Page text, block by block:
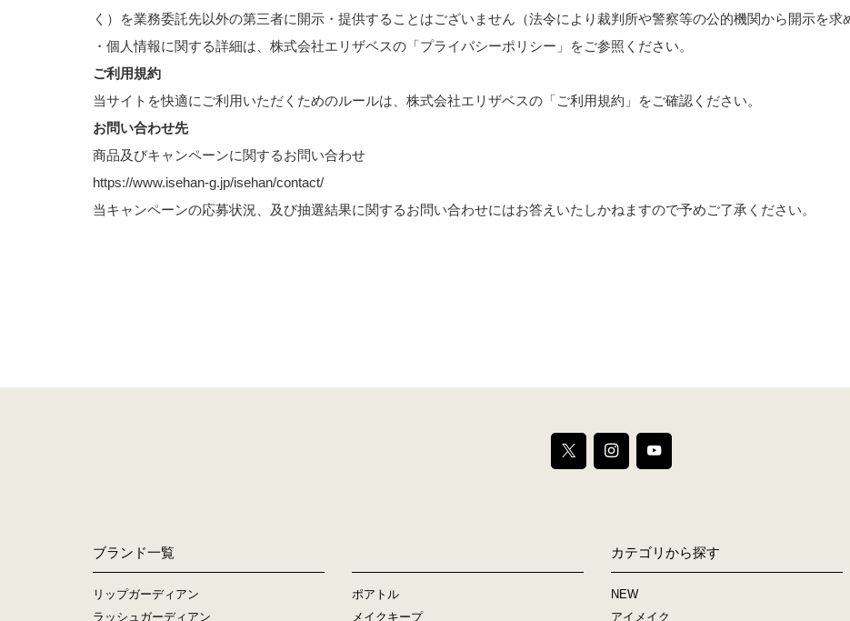
く）を業務委託先以外の第三者に開示・提供することはございません（法令により裁判所や警察等の公的機関から開示を求
・個人情報に関する詳細は、株式会社エリザベスの「プライバシーポリシー 」をご参照ください。
ご利用規約
当サイトを快適にご利用いただくためのルールは、株式会社エリザベスの「ご利用規約 」をご確認ください。
お問い合わせ先
商品及びキャンペーンに関するお問い合わせ
https://www.isehan-g.jp/isehan/contact/
当キャンペーンの応募状況、及び抽選結果に関するお問い合わせにはお答えいたしかねますので予めご了承ください。
ブランド一覧
リップガーディアン
ラッシュガーディアン
ポアトル
メイクキープ
カテゴリから探す
NEW
アイメイク